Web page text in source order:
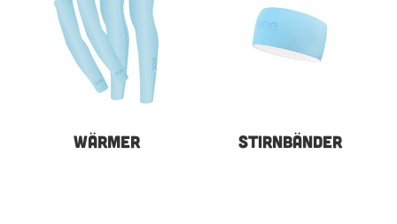
WÄRMER STIRNBÄNDER